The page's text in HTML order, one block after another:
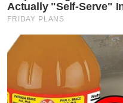
Politik
PRN
kerusi
parti -
Politik